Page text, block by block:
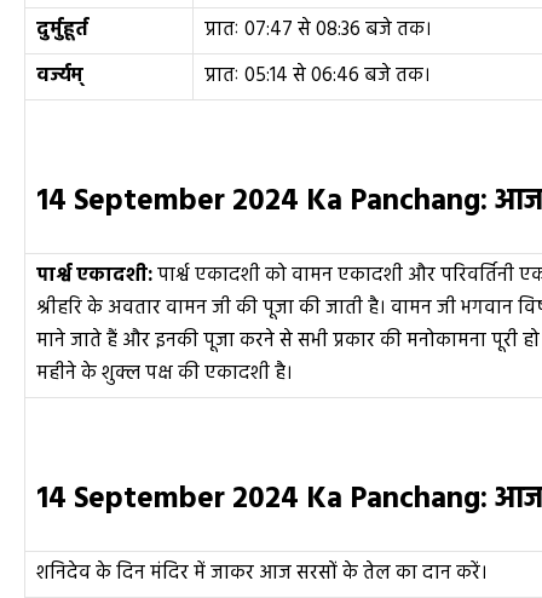
दुर्मुहूर्त
प्रातः 07:47 से 08:36 बजे तक।
वर्ज्यम्
प्रातः 05:14 से 06:46 बजे तक।
14 September 2024 Ka Panchang:आज
पार्श्व एकादशी:पार्श्व एकादशी को वामन एकादशी और परिवर्तिनी
श्रीहरि के अवतार वामन जी की पूजा की जाती है। वामन जी भगवान
माने जाते हैं और इनकी पूजा करने से सभी प्रकार की मनोकामना पूरी हो
महीने के शुक्ल पक्ष की एकादशी है।
14 September 2024 Ka Panchang:आज
शनिदेव के दिन मंदिर में जाकर आज सरसों के तेल का दान करें।